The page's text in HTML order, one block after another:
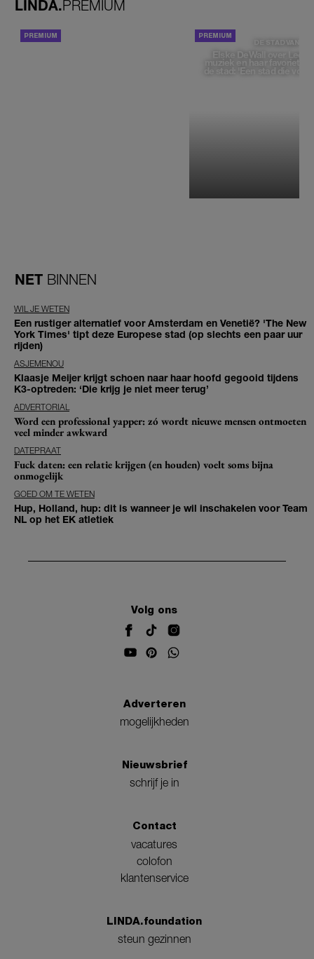
LINDA.PREMIUM
DE STAD VAN
Elske DeWall over
muziek en haar favoriete
de stad: 'Een stad die
NET BINNEN
WIL JE WETEN
Een rustiger alternatief voor Amsterdam en Venetië? 'The New
York Times' tipt deze Europese stad (op slechts een paar uur
rijden)
ASJEMENOU
Klaasje Meijer krijgt schoen naar haar hoofd gegooid tijdens
K3-optreden: ‘Die krijg je niet meer terug’
ADVERTORIAL
Word een professional yapper: zó wordt nieuwe mensen ontmoeten
veel minder awkward
DATEPRAAT
Fuck daten: een relatie krijgen (en houden) voelt soms bijna
onmogelijk
GOED OM TE WETEN
Hup, Holland, hup: dit is wanneer je wil inschakelen voor Team
NL op het EK atletiek
Volg ons
Adverteren
mogelijkheden
Nieuwsbrief
schrijf je in
Contact
vacatures
colofon
klantenservice
LINDA.foundation
steun gezinnen